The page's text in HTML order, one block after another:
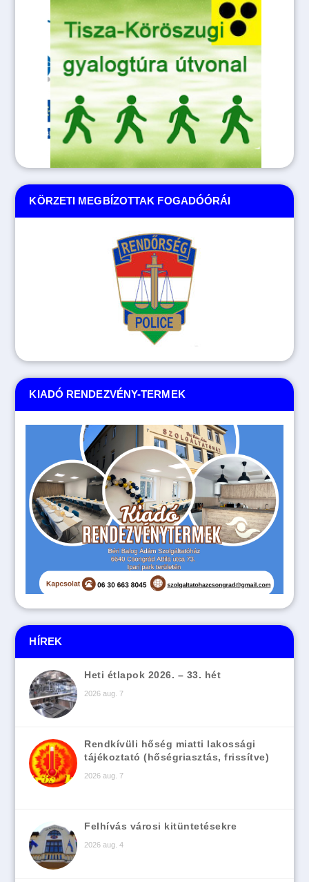
HÍREK
Heti étlapok 2026. – 33. hét
2026 aug. 7
Rendkívüli hőség miatti lakossági
tájékoztató (hőségriasztás, frissítve)
2026 aug. 7
Felhívás városi kitüntetésekre
2026 aug. 4
KIADÓ RENDEZVÉNY-TERMEK
KÖRZETI MEGBÍZOTTAK FOGADÓÓRÁI